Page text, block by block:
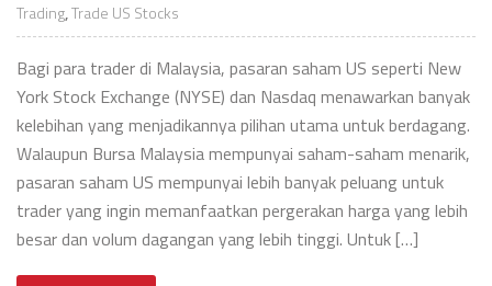
Trading,Trade US Stocks
Bagi para trader di Malaysia, pasaran saham US seperti New
York Stock Exchange (NYSE) dan Nasdaq menawarkan banyak
kelebihan yang menjadikannya pilihan utama untuk berdagang.
Walaupun Bursa Malaysia mempunyai saham-saham menarik,
pasaran saham US mempunyai lebih banyak peluang untuk
trader yang ingin memanfaatkan pergerakan harga yang lebih
besar dan volum dagangan yang lebih tinggi. Untuk […]